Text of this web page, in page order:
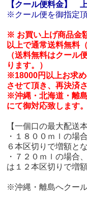
【クール便料金】
※クール便を御指定
※ お買い上げ商品金
以上で通常送料無料
（送料無料はクール
ります。）
※18000円以上お求
させて頂き、再決済
※沖縄・北海道・離
にて御対応致します。
【一個口の最大配送
・１８００ｍｌの場
６本区切りで増額と
・７２０ｍｌの場合
は１２本区切りで増
※沖縄・離島へクー